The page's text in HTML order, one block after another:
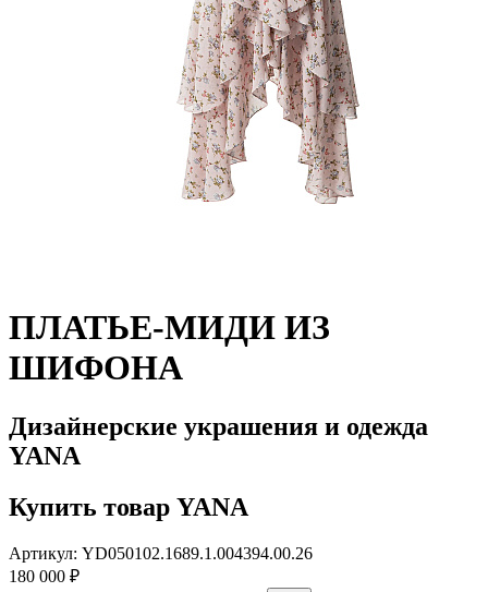
ПЛАТЬЕ-МИДИ ИЗ
ШИФОНА
Дизайнерские украшения и одежда
YANA
Купить товар YANA
Артикул: YD050102.1689.1.004394.00.26
180 000 ₽